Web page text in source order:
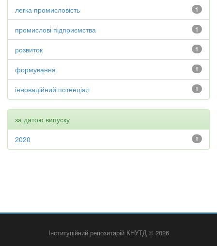
1
легка промисловість
1
промислові підприємства
1
розвиток
1
формування
1
інноваційний потенціал
за датою випуску
1
2020
Інституційний репозитарій КНУТД © 2026